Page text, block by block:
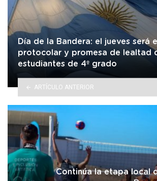
Día de la Bandera: el jueves será
protocolar y promesa de lealtad
estudiantes de 4º grado
ARTÍCULO ANTERIOR
Continúa la etapa local